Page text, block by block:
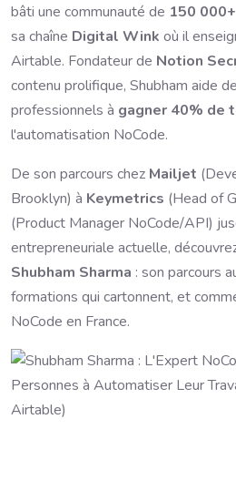
bâti une communauté de 150
sa chaîne Digital Wink où il
Airtable. Fondateur de Notion
contenu prolifique, Shubham aide
professionnels à gagner 40% de
l'automatisation NoCode.
De son parcours chez Mailjet
Brooklyn) à Keymetrics (Head of
(Product Manager NoCode/API)
entrepreneuriale actuelle,
Shubham Sharma : son parcours
formations qui cartonnent, et
NoCode en France.